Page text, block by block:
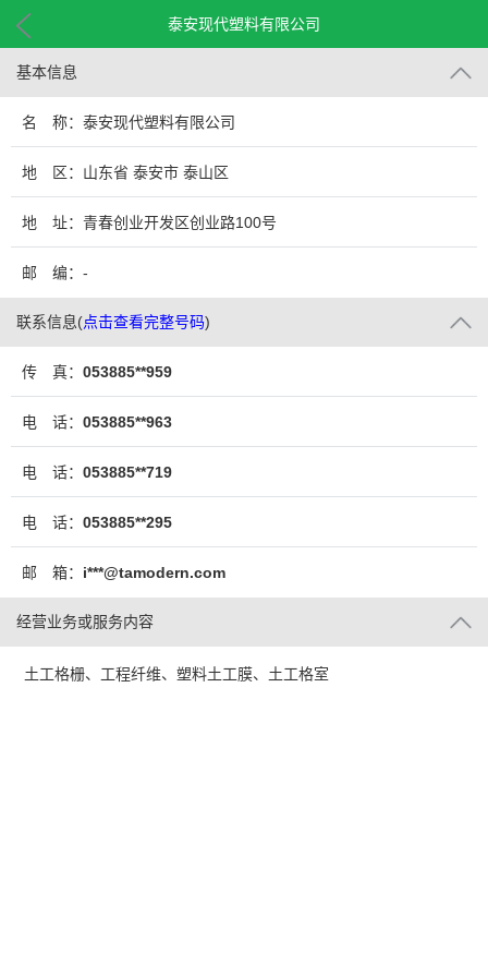
泰安现代塑料有限公司
基本信息
名 称：泰安现代塑料有限公司
地 区：山东省 泰安市 泰山区
地 址：青春创业开发区创业路100号
邮 编：-
联系信息(点击查看完整号码)
传 真： 053885**959
电 话： 053885**963
电 话： 053885**719
电 话： 053885**295
邮 箱： i***@tamodern.com
经营业务或服务内容
土工格栅、工程纤维、塑料土工膜、土工格室